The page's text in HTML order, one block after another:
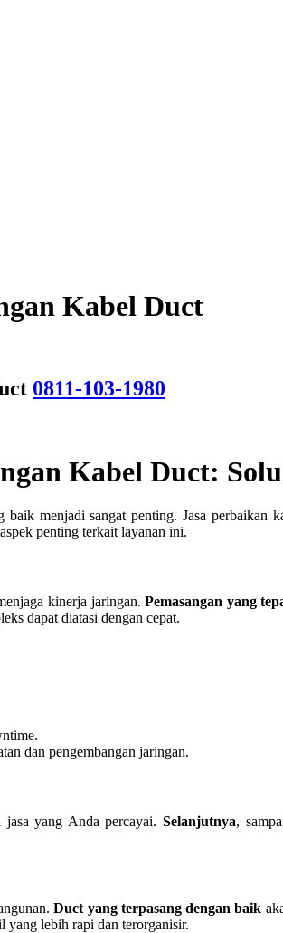
Kabel Duct
0811-103-1980
Kabel Duct:
menjadi sangat penting. Jasa
penting terkait layanan ini.
kinerja jaringan.Pemasangan yang
dapat diatasi dengan cepat.
dan pengembangan jaringan.
jasa yang Anda percayai. Selanjutnya,
Duct yang terpasang dengan baik
yang lebih rapi dan terorganisir.